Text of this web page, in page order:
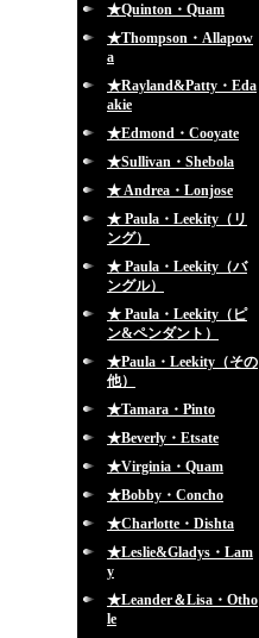
★Quinton・Quam
★Thompson・Allapow
a
★Rayland&Patty・Eda
akie
★Edmond・Cooyate
★Sullivan・Shebola
★ Andrea・Lonjose
★ Paula・Leekity（リ
ング）
★ Paula・Leekity（バ
ングル）
★ Paula・Leekity（ピ
ン&ペンダント）
★Paula・Leekity（その
他）
★Tamara・Pinto
★Beverly・Etsate
★Virginia・Quam
★Bobby・Concho
★Charlotte・Dishta
★Leslie&Gladys・Lam
y
★Leander＆Lisa・Otho
le